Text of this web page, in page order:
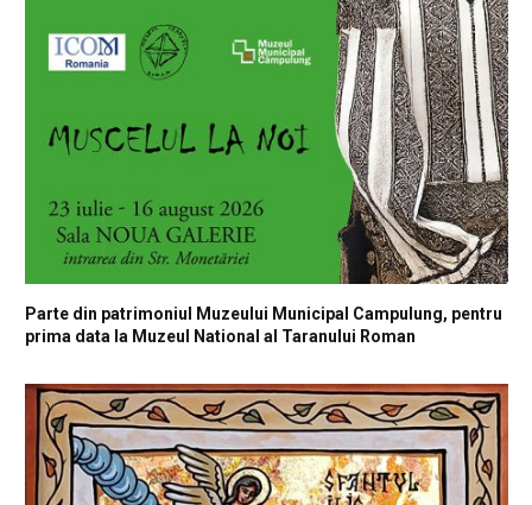
Parte din patrimoniul Muzeului Municipal Campulung, pentru
prima data la Muzeul National al Taranului Roman